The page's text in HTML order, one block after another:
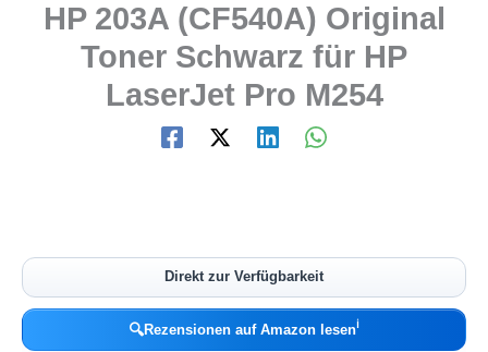
HP 203A (CF540A) Original
Toner Schwarz für HP
LaserJet Pro M254
Direkt zur Verfügbarkeit
🔍Rezensionen auf Amazon lesenℹ︎